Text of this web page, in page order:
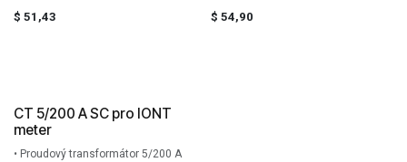
$ 51,43 $ 54,90
CT 5/200 A SC pro IONT
meter
• Proudový transformátor 5/200 A